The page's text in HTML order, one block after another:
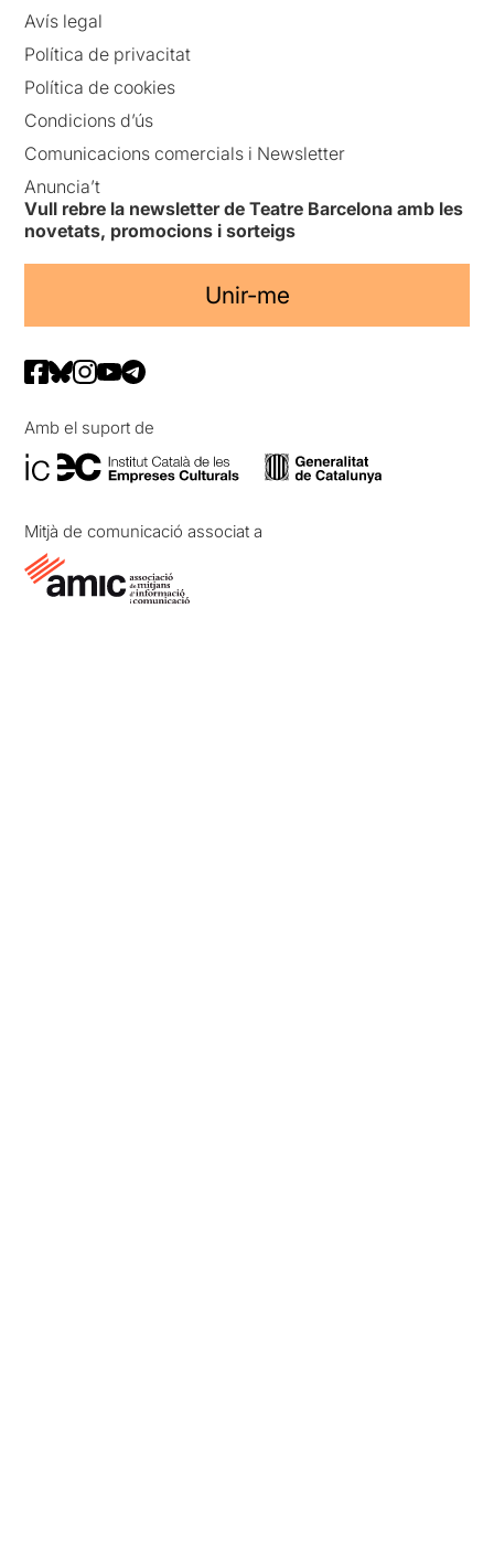
Avís legal
Política de privacitat
Política de cookies
Condicions d’ús
Comunicacions comercials i Newsletter
Anuncia’t
Vull rebre la newsletter de Teatre Barcelona amb les
novetats, promocions i sorteigs
Unir-me
Amb el suport de
Mitjà de comunicació associat a